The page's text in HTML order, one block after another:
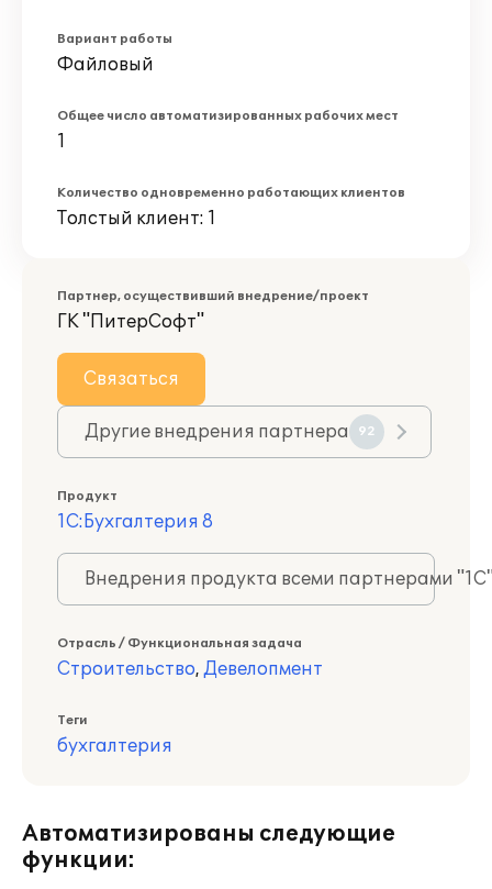
Вариант работы
Файловый
Общее число автоматизированных рабочих мест
1
Количество одновременно работающих клиентов
Толстый клиент: 1
Партнер, осуществивший внедрение/проект
ГК "ПитерСофт"
Связаться
Другие внедрения партнера 92
Продукт
1С:Бухгалтерия 8
Внедрения продукта всеми партнерами
Отрасль / Функциональная задача
Строительство, Девелопмент
Теги
бухгалтерия
Автоматизированы следующие
функции: